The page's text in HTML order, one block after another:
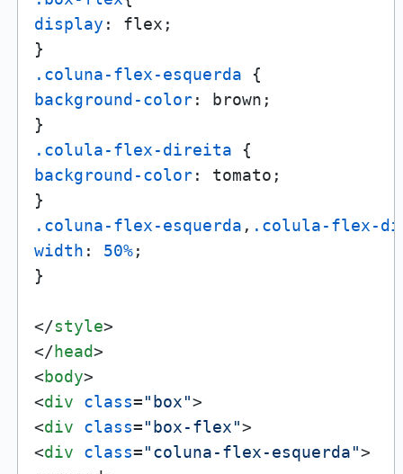
display : flex;
.coluna-flex-esquerda
background-color: brown;
.colula-flex-direita
background-color: tomato;
.coluna-flex-esquerda , .colula-flex-
width : 50%;
}
</style>
</head>
<body>
<div class="box">
<div class="box-flex">
<div class="coluna-flex-esquerda">